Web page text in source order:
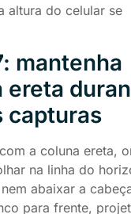
altura do celular se
mantenha
ereta
capturas
a coluna ereta,
na linha do
abaixar a
para frente,